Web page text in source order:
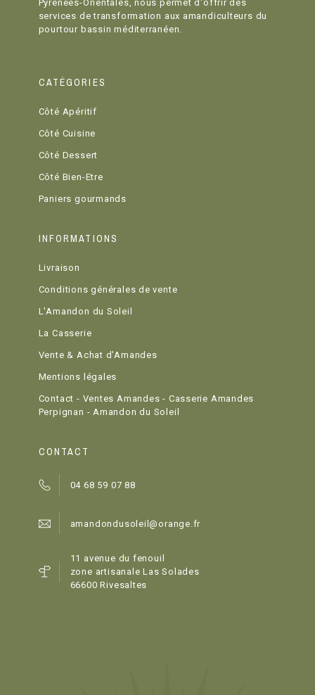
Pyrénées-Orientales, nous permet d'offrir des
services de transformation aux amandiculteurs du
pourtour bassin méditerranéen.
CATÉGORIES
Côté Apéritif
Côté Cuisine
Côté Dessert
Côté Bien-Etre
Paniers gourmands
INFORMATIONS
Livraison
Conditions générales de vente
L'Amandon du Soleil
La Casserie
Vente & Achat d'Amandes
Mentions légales
Contact - Ventes Amandes - Casserie Amandes
Perpignan - Amandon du Soleil
CONTACT
04 68 59 07 88
amandondusoleil@orange.fr
11 avenue du fenouil
zone artisanale Las Solades
66600 Rivesaltes